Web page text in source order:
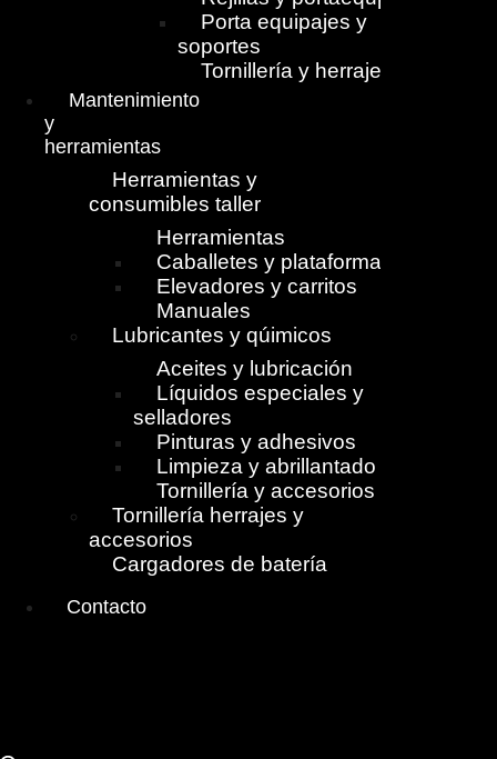
Porta equipajes y
soportes
Tornillería y herrajes
Mantenimiento
y
herramientas
Herramientas y
consumibles taller
Herramientas
Caballetes y plataformas
Elevadores y carritos
Manuales
Lubricantes y qúimicos
Aceites y lubricación
Líquidos especiales y
selladores
Pinturas y adhesivos
Limpieza y abrillantado
Tornillería y accesorios
Tornillería herrajes y
accesorios
Cargadores de batería
Contacto